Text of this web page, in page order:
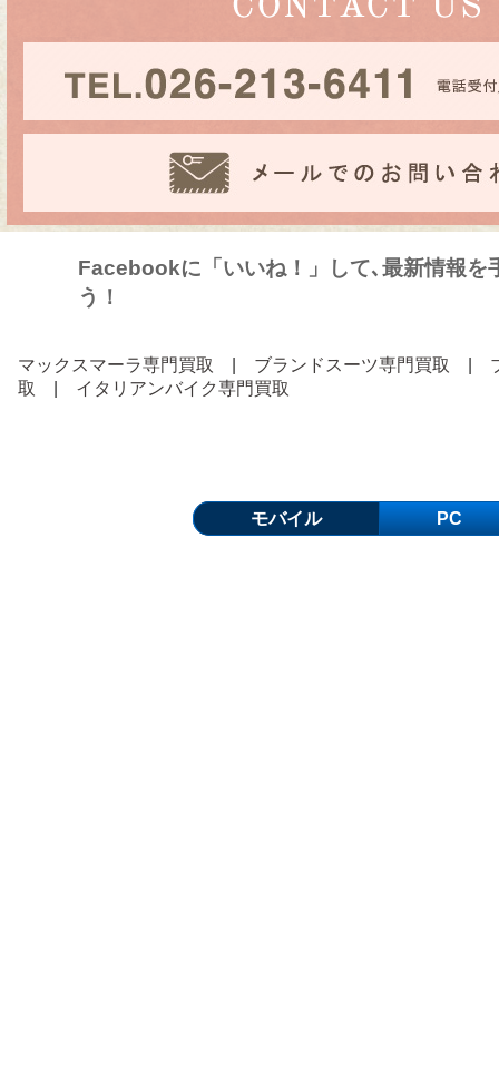
Facebookに「いいね！」して､最新情報を
う！
マックスマーラ専門買取 ブランドスーツ専門買取
取
イタリアンバイク専門買取
モバイル PC